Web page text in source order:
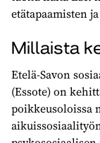
etätapaamisten
Millaista
Etelä-Savon
(Essote) on
poikkeusoloissa